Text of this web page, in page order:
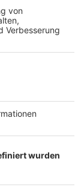
bis zu 5
Ende des
dann
Elsdorf